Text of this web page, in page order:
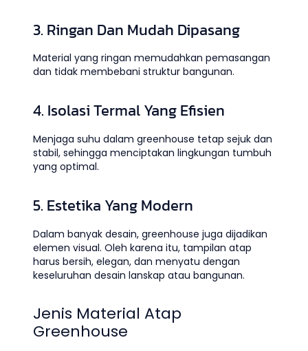
3. Ringan Dan Mudah Dipasang
Material yang ringan memudahkan pemasangan
dan tidak membebani struktur bangunan.
4. Isolasi Termal Yang Efisien
Menjaga suhu dalam greenhouse tetap sejuk dan
stabil, sehingga menciptakan lingkungan tumbuh
yang optimal.
5. Estetika Yang Modern
Dalam banyak desain, greenhouse juga dijadikan
elemen visual. Oleh karena itu, tampilan atap
harus bersih, elegan, dan menyatu dengan
keseluruhan desain lanskap atau bangunan.
Jenis Material Atap
Greenhouse